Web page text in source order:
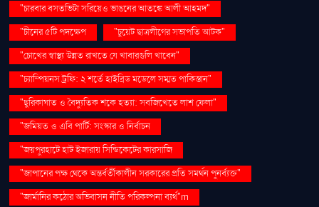
"চারবার বসতভিটা সরিয়েও ভাঙনের আতঙ্কে আলী আহমদ"
"চীনের ৫টি পদক্ষেপ
"চুয়েট ছাত্রলীগের সভাপতি আটক"
"চোখের স্বাস্থ্য উন্নত রাখতে যে খাবারগুলি খাবেন"
"চ্যাম্পিয়নস ট্রফি: ২ শর্তে হাইব্রিড মডেলে সম্মত পাকিস্তান"
"ছুরিকাঘাত ও বৈদ্যুতিক শকে হত্যা: সবজিখেতে লাশ ফেলা"
"জমিয়ত ও এবি পার্টি: সংস্কার ও নির্বাচন
"জয়পুরহাটে হাট ইজারায় সিন্ডিকেটের কারসাজি
"জাপানের পক্ষ থেকে অন্তর্বর্তীকালীন সরকারের প্রতি সমর্থন পুনর্ব্যক্ত"
"জার্মানির কঠোর অভিবাসন নীতি পরিকল্পনা ব্যর্থ"m